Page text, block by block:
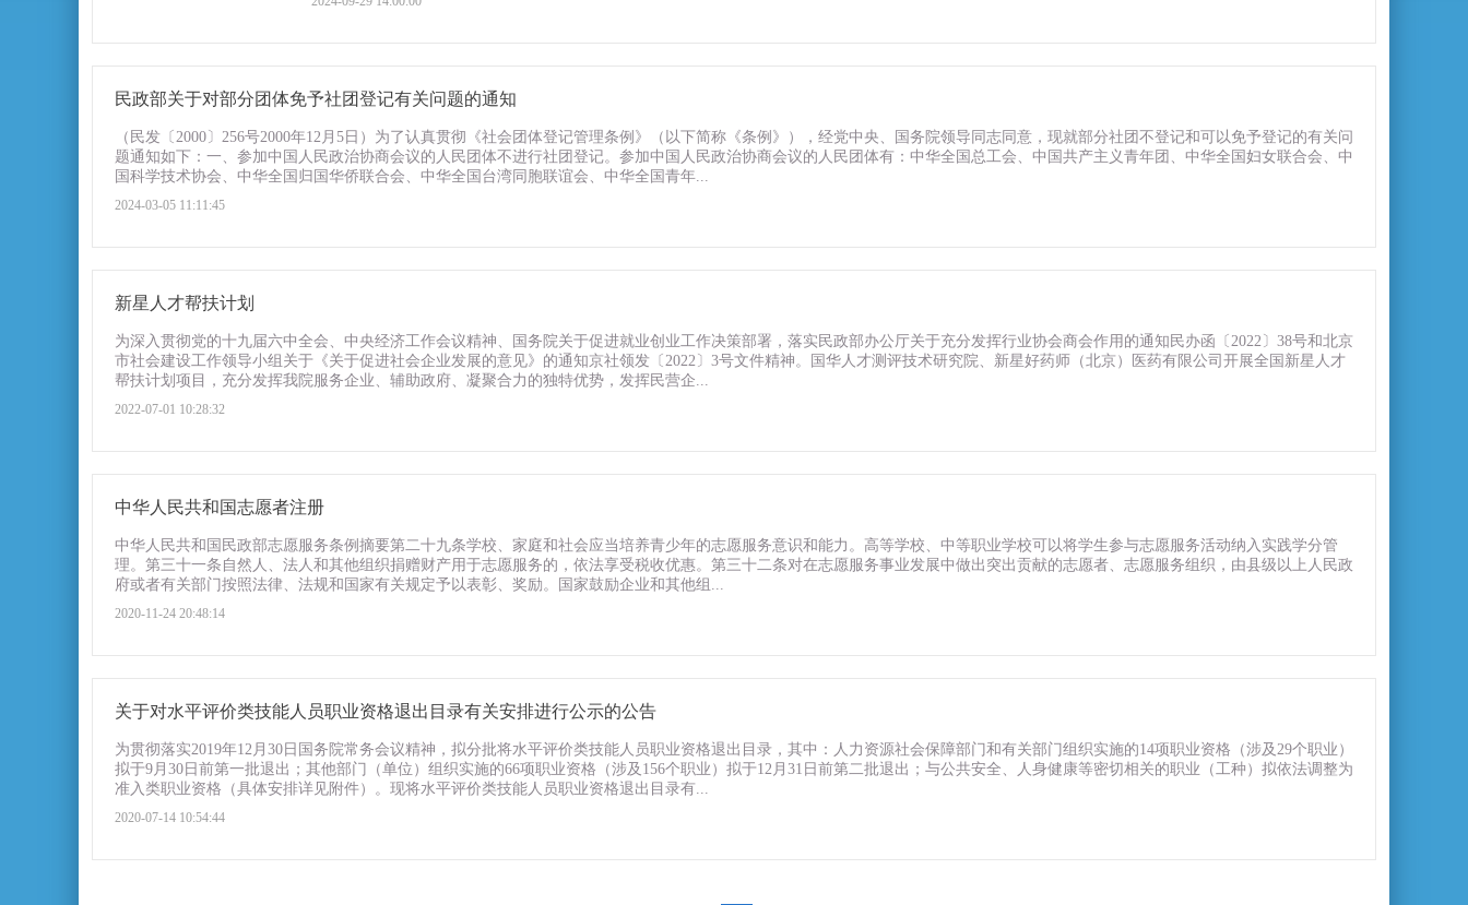
民政部关于对部分团体免予社团登记有关问题的通知
（民发〔2000〕256号2000年12月5日）为了认真贯彻《社会团体登记管理条例》（以下简称《条例》），经党中央、国务院领导同志同意，现就部分社团不登记和可以免予登记的有关问
题通知如下：一、参加中国人民政治协商会议的人民团体不进行社团登记。参加中国人民政治协商会议的人民团体有：中华全国总工会、中国共产主义青年团、中华全国妇女联合会、中
国科学技术协会、中华全国归国华侨联合会、中华全国台湾同胞联谊会、中华全国青年...
2024-03-05 11:11:45
新星人才帮扶计划
为深入贯彻党的十九届六中全会、中央经济工作会议精神、国务院关于促进就业创业工作决策部署，落实民政部办公厅关于充分发挥行业协会商会作用的通知民办函〔2022〕38号和北京
市社会建设工作领导小组关于《关于促进社会企业发展的意见》的通知京社领发〔2022〕3号文件精神。国华人才测评技术研究院、新星好药师（北京）医药有限公司开展全国新星人才
帮扶计划项目，充分发挥我院服务企业、辅助政府、凝聚合力的独特优势，发挥民营企...
2022-07-01 10:28:32
中华人民共和国志愿者注册
中华人民共和国民政部志愿服务条例摘要第二十九条学校、家庭和社会应当培养青少年的志愿服务意识和能力。高等学校、中等职业学校可以将学生参与志愿服务活动纳入实践学分管
理。第三十一条自然人、法人和其他组织捐赠财产用于志愿服务的，依法享受税收优惠。第三十二条对在志愿服务事业发展中做出突出贡献的志愿者、志愿服务组织，由县级以上人民政
府或者有关部门按照法律、法规和国家有关规定予以表彰、奖励。国家鼓励企业和其他组...
2020-11-24 20:48:14
关于对水平评价类技能人员职业资格退出目录有关安排进行公示的公告
为贯彻落实2019年12月30日国务院常务会议精神，拟分批将水平评价类技能人员职业资格退出目录，其中：人力资源社会保障部门和有关部门组织实施的14项职业资格（涉及29个职业）
拟于9月30日前第一批退出；其他部门（单位）组织实施的66项职业资格（涉及156个职业）拟于12月31日前第二批退出；与公共安全、人身健康等密切相关的职业（工种）拟依法调整为
准入类职业资格（具体安排详见附件）。现将水平评价类技能人员职业资格退出目录有...
2020-07-14 10:54:44